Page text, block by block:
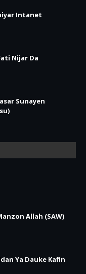
Intanet
Nijar Da
Sunayen
Allah (SAW)
Ya Dauke Kafin